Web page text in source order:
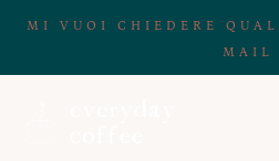
MI VUOI CHIEDERE
MAIL